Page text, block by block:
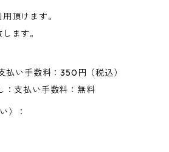
頂けます。
ます。
払い手数料：350円（税込）
：支払い手数料：無料
）：